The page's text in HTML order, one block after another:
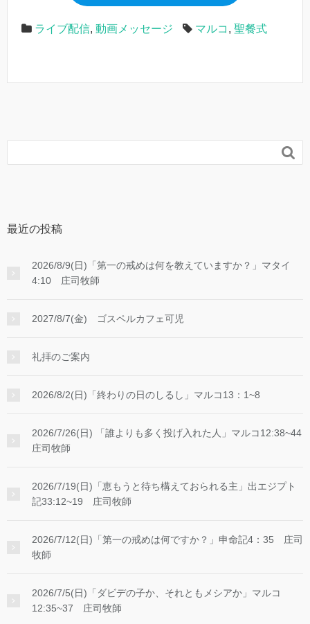
ライブ配信, 動画メッセージ マルコ , 聖餐式

最近の投稿
2026/8/9(日)「第一の戒めは何を教えていますか？」マタイ
4:10 庄司牧師
2027/8/7(金) ゴスペルカフェ可児
礼拝のご案内
2026/8/2(日)「終わりの日のしるし」マルコ13：1~8
2026/7/26(日) 「誰よりも多く投げ入れた人」マルコ12:38~44
庄司牧師
2026/7/19(日)「恵もうと待ち構えておられる主」出エジプト
記33:12~19 庄司牧師
2026/7/12(日)「第一の戒めは何ですか？」申命記4：35 庄司
牧師
2026/7/5(日)「ダビデの子か、それともメシアか」マルコ
12:35~37 庄司牧師